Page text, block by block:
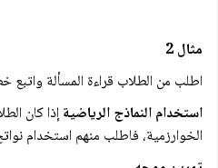
مثال 2
اطلب من الطلاب قراءة المسألة واتبع
استخدام النماذج الرياضيةإذا كان
الخوارزمية، فاطلب منهم استخدام